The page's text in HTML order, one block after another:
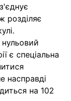
розділяє
є спеціальна
насправді
на 102